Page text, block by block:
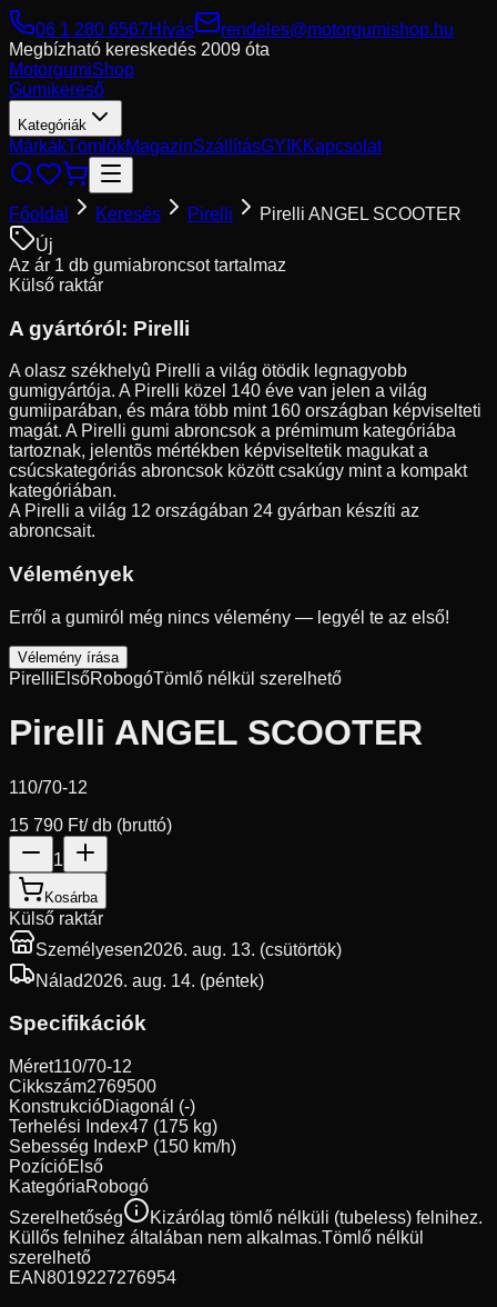
06 1 280 6567Hívás
rendeles@motorgumishop.hu
Megbízható kereskedés 2009 óta
MotorgumiShop
Gumikereső
Kategóriák
MárkákTömlőkMagazinSzállításGYIKKapcsolat
Főoldal Keresés Pirelli
Pirelli ANGEL SCOOTER
Új
Az ár 1 db gumiabroncsot tartalmaz
Külső raktár
A gyártóról: Pirelli
A olasz székhelyû Pirelli a világ ötödik legnagyobb
gumigyártója. A Pirelli közel 140 éve van jelen a világ
gumiiparában, és mára több mint 160 országban képviselteti
magát. A Pirelli gumi abroncsok a prémimum kategóriába
tartoznak, jelentõs mértékben képviseltetik magukat a
csúcskategóriás abroncsok között csakúgy mint a kompakt
kategóriában.
A Pirelli a világ 12 országában 24 gyárban készíti az
abroncsait.
Vélemények
Erről a gumiról még nincs vélemény — legyél te az első!
Vélemény írása
PirelliElsőRobogóTömlő nélkül szerelhető
Pirelli ANGEL SCOOTER
110/70-12
15 790 Ft/ db (bruttó)
1
Kosárba
Külső raktár
Személyesen2026. aug. 13. (csütörtök)
Nálad2026. aug. 14. (péntek)
Specifikációk
Méret110/70-12
Cikkszám2769500
KonstrukcióDiagonál (-)
Terhelési Index47 (175 kg)
Sebesség IndexP (150 km/h)
PozícióElső
KategóriaRobogó
Szerelhetőség
Kizárólag tömlő nélküli (tubeless) felnihez.
Küllős felnihez általában nem alkalmas.Tömlő nélkül
szerelhető
EAN8019227276954